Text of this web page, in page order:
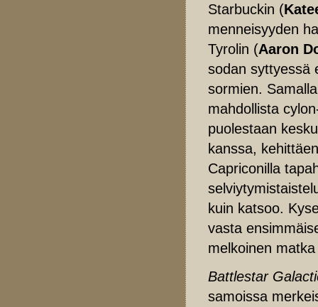
Starbuckin (
menneisyyden
Tyrolin (Aaron
sodan syttyessä
sormien.
mahdollista
puolestaan
kanssa,
Capriconilla
kuin katsoo.
vasta
melkoinen
Battlestar
samoissa